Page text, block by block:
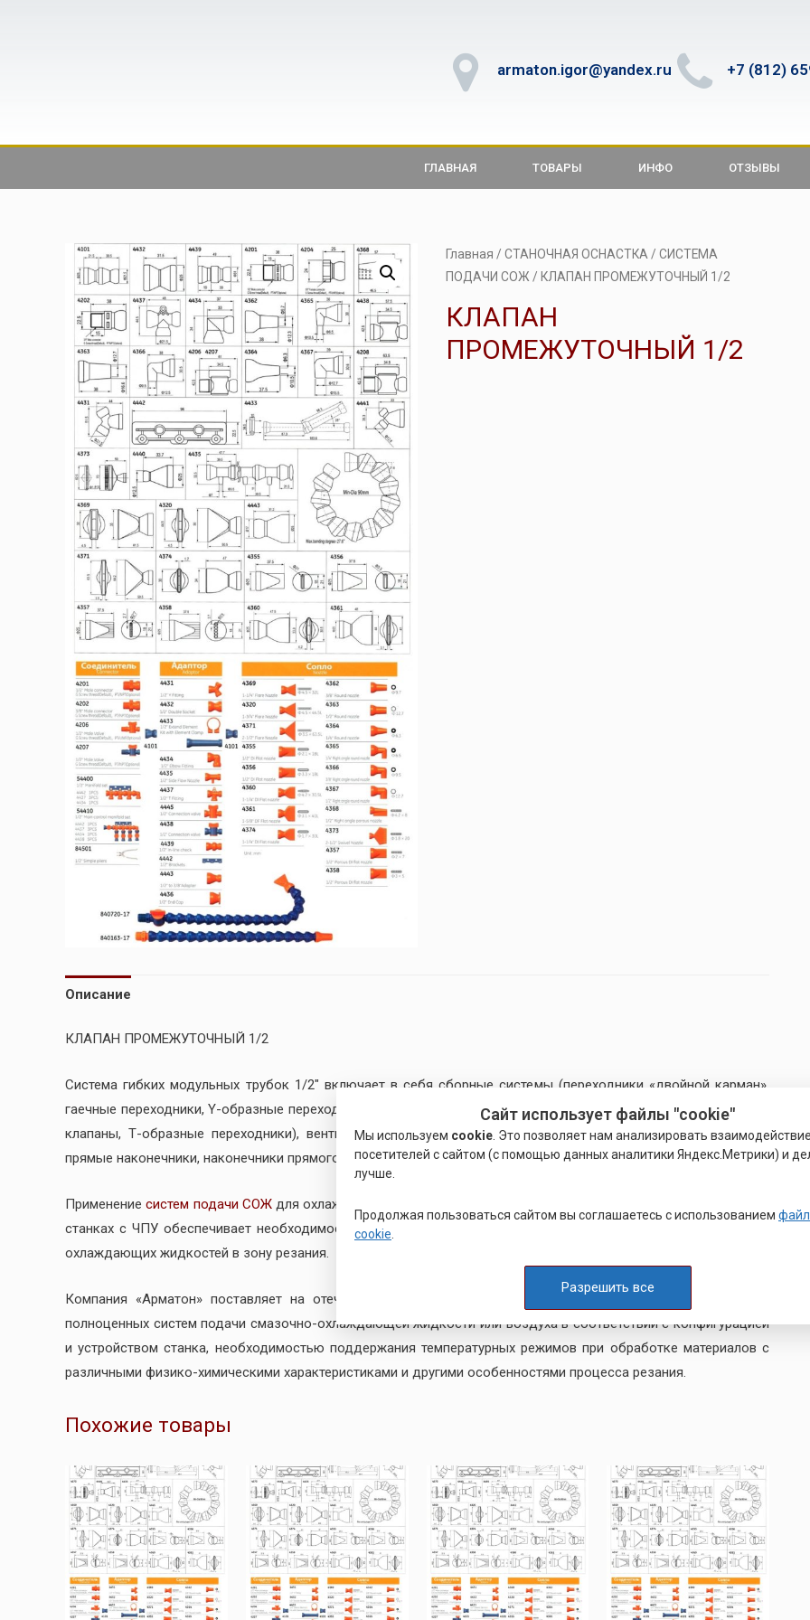
armaton.igor@yandex.ru +7 (812)
ГЛАВНАЯ ТОВАРЫ ИНФО ОТЗЫВЫ
Главная / СТАНОЧНАЯ ОСНАСТКА / СИСТЕМА
ПОДАЧИ СОЖ / КЛАПАН ПРОМЕЖУТОЧНЫЙ 1/2
КЛАПАН
ПРОМЕЖУТОЧНЫЙ 1/2
Описание
КЛАПАН ПРОМЕЖУТОЧНЫЙ 1/2
Система гибких модульных трубок 1/2″ включает в себя сборные системы (переходники «двойной карман»,
гаечные переходники, Y-образные переходники, угловые элементы, удлинительные элементы, промежуточные
клапаны, Т-образные переходники), вентиля и большой ассортимент наконечников (угловые наконечники,
прямые наконечники, наконечники прямого потока).
Применениесистем подачи СОЖдля охлаждения инструмента и заготовки при обработке на металлорежущих
станках с ЧПУ обеспечивает необходимое давление в системе и точную направленность подачи смазочно-
охлаждающих жидкостей в зону резания.
Компания «Арматон» поставляет на отечественный рынок все необходимые составляющие для сборки
полноценных систем подачи смазочно-охлаждающей жидкости или воздуха в соответствии с конфигурацией
и устройством станка, необходимостью поддержания температурных режимов при обработке материалов с
различными физико-химическими характеристиками и другими особенностями процесса резания.
Похожие товары
Сайт использует файлы "cookie"
Мы используем cookie . Это позволяет нам анализировать взаимодействие
посетителей с сайтом (с помощью данных аналитики Яндекс.Метрики) и
лучше.
Продолжая пользоваться сайтом вы соглашаетесь с использованием
cookie
Разрешить все